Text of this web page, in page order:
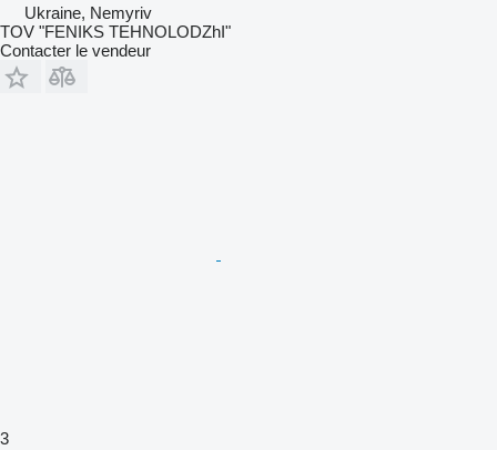
Ukraine, Nemyriv
TOV "FENIKS TEHNOLODZhI"
Contacter le vendeur
3